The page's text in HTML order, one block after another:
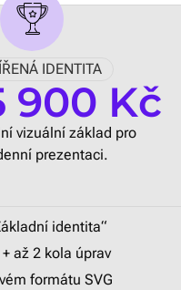
IDENTITA
900 Kč
vizuální základ pro
prezentaci.
identita“
až 2 kola úprav
formátu SVG